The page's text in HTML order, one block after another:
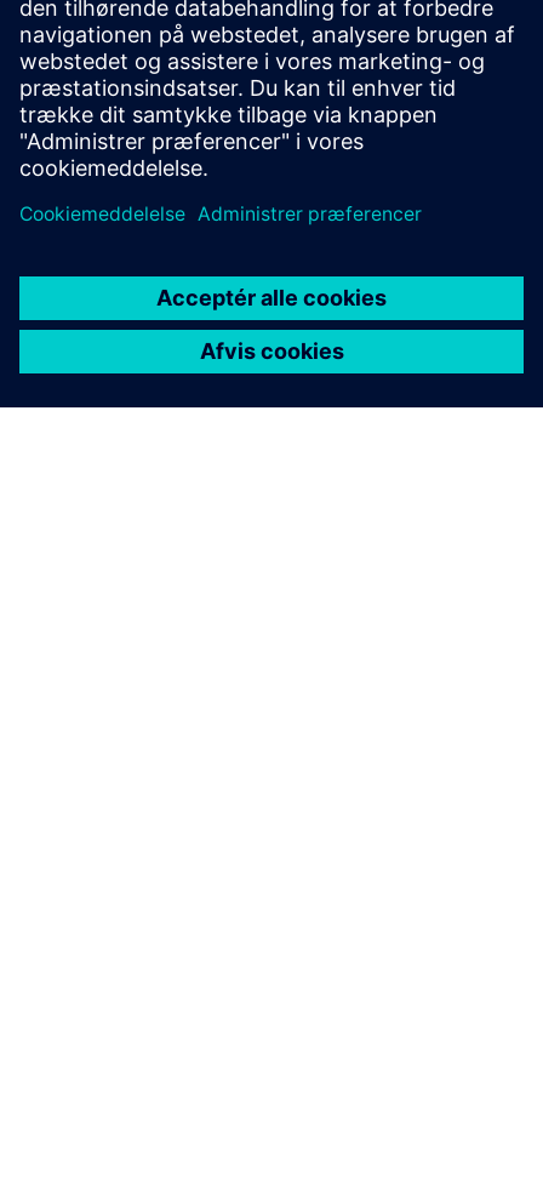
Siemens NX CAM Training courses
Vi leverer nøglerne til effektiv brug af NX CAM for at drage
fuld fordel af kraften i denne CAM-software.
Få mere at vide